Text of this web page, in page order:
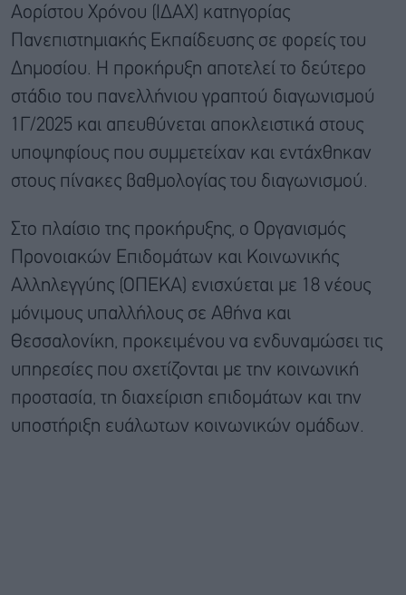
Αορίστου Χρόνου (ΙΔΑΧ) κατηγορίας
Πανεπιστημιακής Εκπαίδευσης σε φορείς του
Δημοσίου. Η προκήρυξη αποτελεί το δεύτερο
στάδιο του πανελλήνιου γραπτού διαγωνισμού
1Γ/2025 και απευθύνεται αποκλειστικά στους
υποψηφίους που συμμετείχαν και εντάχθηκαν
στους πίνακες βαθμολογίας του διαγωνισμού.
Στο πλαίσιο της προκήρυξης, ο Οργανισμός
Προνοιακών Επιδομάτων και Κοινωνικής
Αλληλεγγύης (ΟΠΕΚΑ) ενισχύεται με 18 νέους
μόνιμους υπαλλήλους σε Αθήνα και
Θεσσαλονίκη, προκειμένου να ενδυναμώσει τις
υπηρεσίες που σχετίζονται με την κοινωνική
προστασία, τη διαχείριση επιδομάτων και την
υποστήριξη ευάλωτων κοινωνικών ομάδων.